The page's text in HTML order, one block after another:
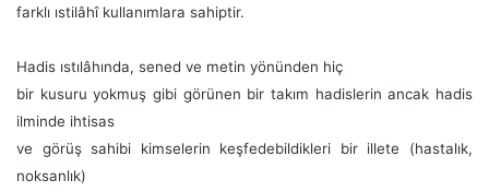
farklı ıstilâhî kullanımlara sahiptir.
Hadis ıstılâhında, sened ve metin yönünden hiç
bir kusuru yokmuş gibi görünen bir takım hadislerin ancak hadis
ilminde ihtisas
ve görüş sahibi kimselerin keşfedebildikleri bir illete (hastalık,
noksanlık)